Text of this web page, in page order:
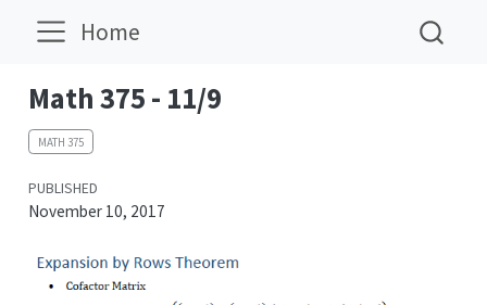
Home
Math 375 - 11/9
MATH 375
PUBLISHED
November 10, 2017